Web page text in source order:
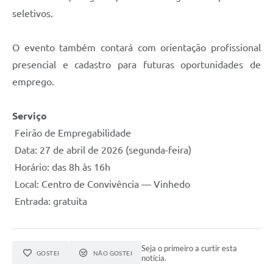
seletivos.
O evento também contará com orientação profissional
presencial e cadastro para futuras oportunidades de
emprego.
Serviço
Feirão de Empregabilidade
Data: 27 de abril de 2026 (segunda-feira)
Horário: das 8h às 16h
Local: Centro de Convivência — Vinhedo
Entrada: gratuita
GOSTEI NÃO GOSTEI
Seja o primeiro a curtir esta
notícia.